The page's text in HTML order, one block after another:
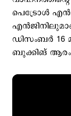
പെട്രോള്‍
ഡിസംബർ 16
ബുക്കിങ്